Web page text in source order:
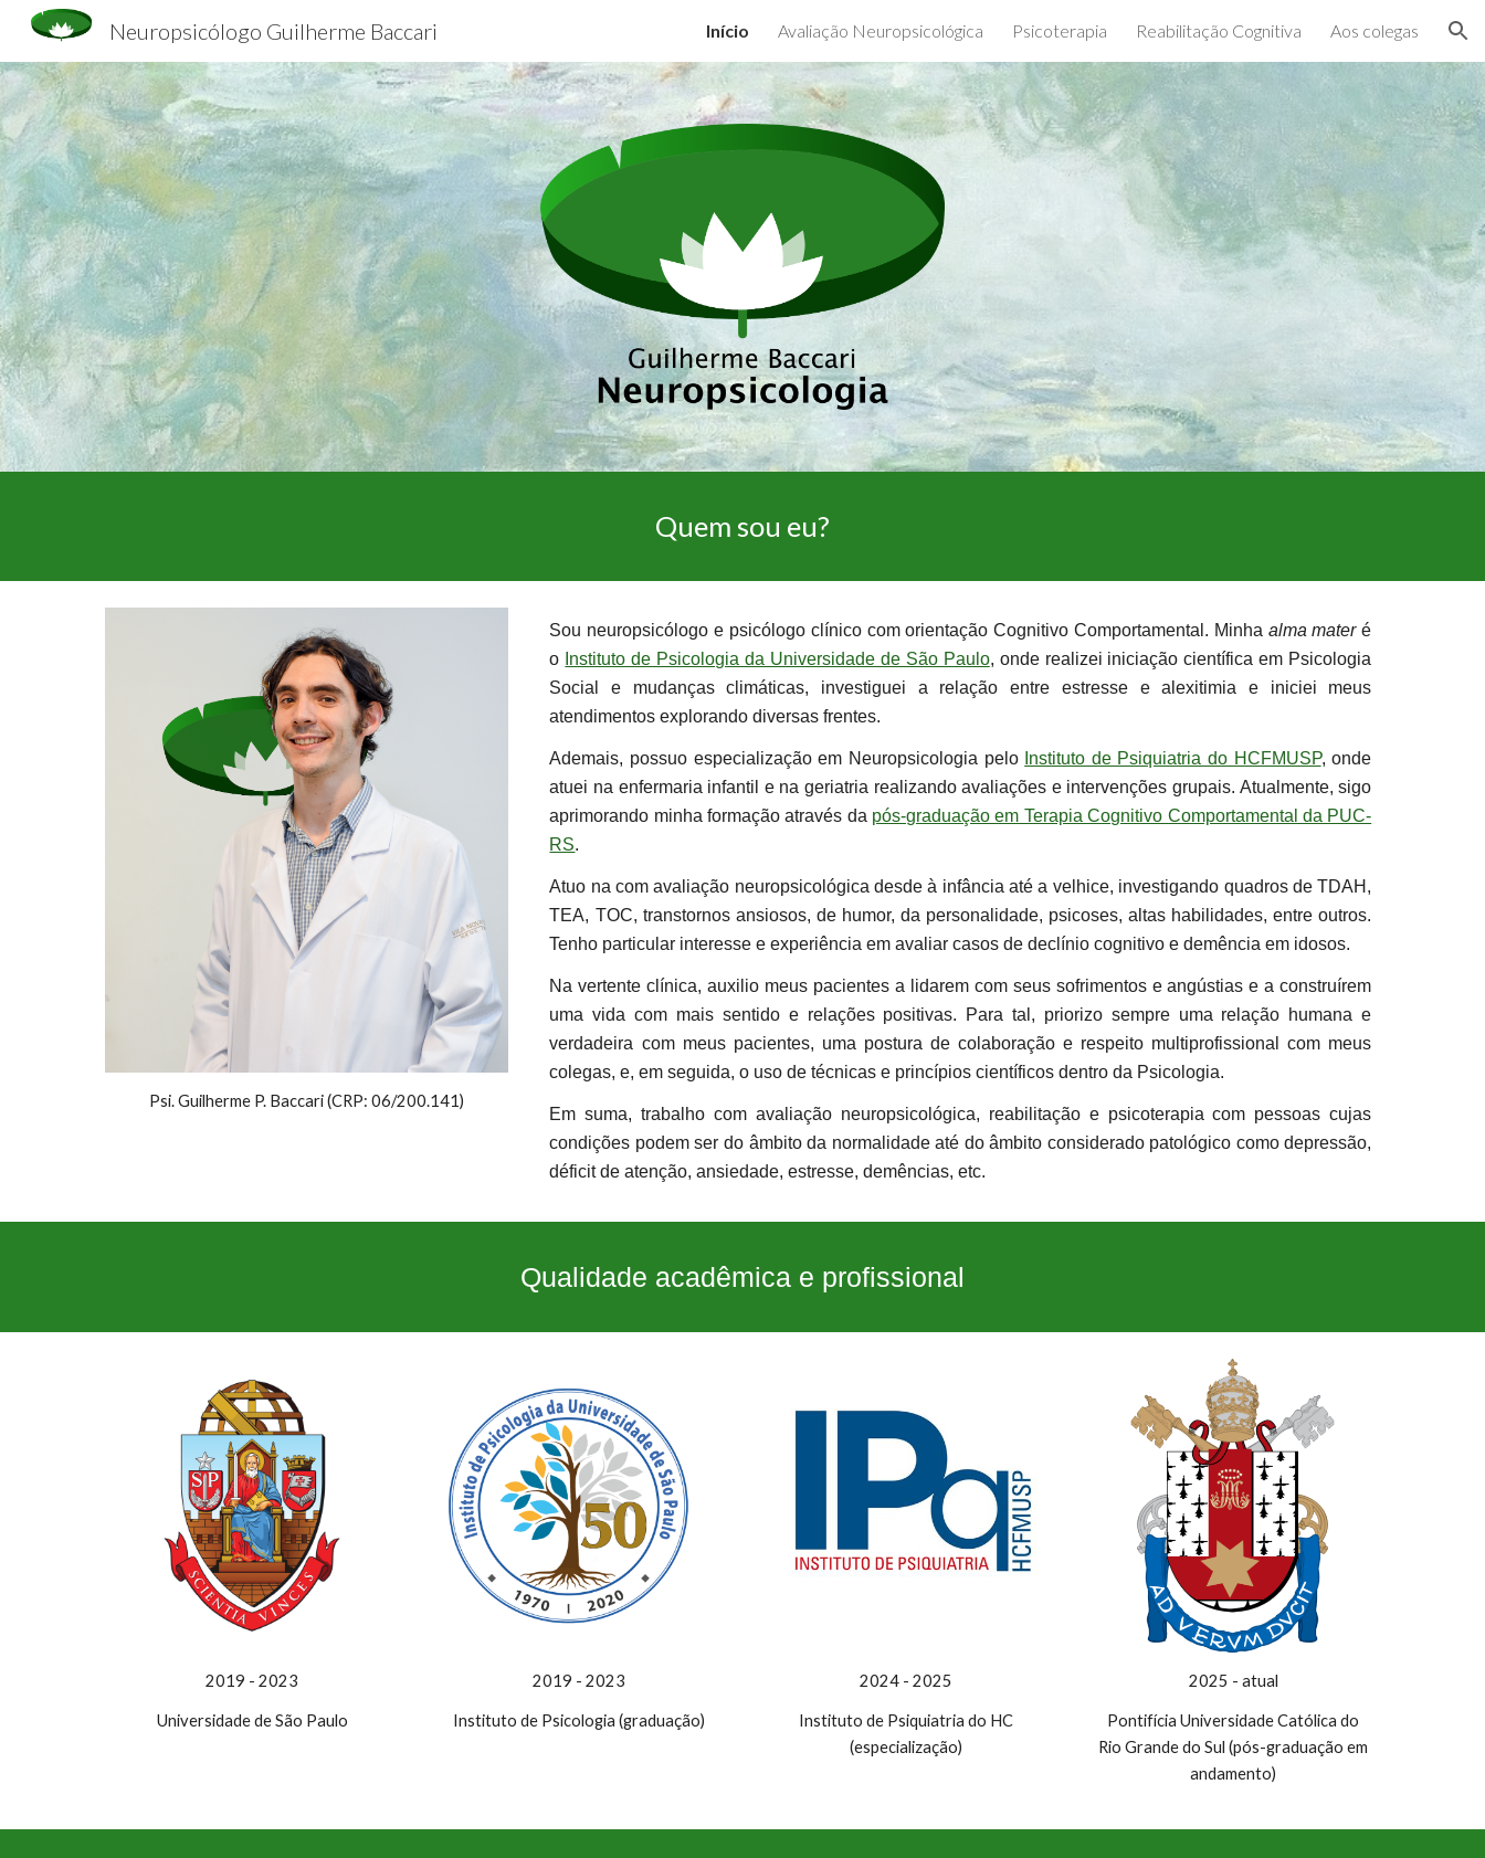
Skip to navigation
Neuropsicólogo Guilherme Baccari Início Avaliação Neuropsicológica Psicoterapia Reabilitação Cognitiva Aos colegas
Quem sou eu?
Psi. Guilherme P. Baccari (CRP: 06/200.141)
Sou neuropsicólogo e psicólogo clínico com orientação Cognitivo Comportamental. Minha alma materé
o Instituto de Psicologia da Universidade de São Paulo, onde realizei iniciação científica em Psicologia
Social e mudanças climáticas, investiguei a relação entre estresse e alexitimia e iniciei meus
atendimentos explorando diversas frentes.
Ademais, possuo especialização em Neuropsicologia pelo Instituto de Psiquiatria do HCFMUSP, onde
atuei na enfermaria infantil e na geriatria realizando avaliações e intervenções grupais. Atualmente, sigo
aprimorando minha formação através da pós-graduação em Terapia Cognitivo Comportamental da PUC-
RS.
Atuo na com avaliação neuropsicológica desde à infância até a velhice, investigando quadros de TDAH,
TEA, TOC, transtornos ansiosos, de humor, da personalidade, psicoses, altas habilidades, entre outros.
Tenho particular interesse e experiência em avaliar casos de declínio cognitivo e demência em idosos.
Na vertente clínica, auxilio meus pacientes a lidarem com seus sofrimentos e angústias e a construírem
uma vida com mais sentido e relações positivas. Para tal, priorizo sempre uma relação humana e
verdadeira com meus pacientes, uma postura de colaboração e respeito multiprofissional com meus
colegas, e, em seguida, o uso de técnicas e princípioscientíficos dentro da Psicologia.
Em suma, trabalho com avaliação neuropsicológica, reabilitação e psicoterapia com pessoas cujas
condições podem ser do âmbito da normalidade até do âmbito considerado patológico como depressão,
déficit de atenção, ansiedade, estresse, demências, etc.
Qualidade acadêmica e profissional
2019 - 2023
Universidade de São Paulo
2019 - 2023
Instituto de Psicologia (graduação)
2024 - 2025
Instituto de Psiquiatria do HC
(especialização)
2025 - atual
Pontifícia Universidade Católica do
Rio Grande do Sul (pós-graduação em
andamento)